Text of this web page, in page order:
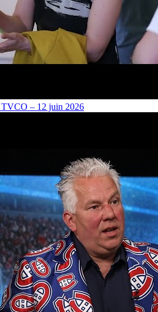
TVCO – 12 juin 2026